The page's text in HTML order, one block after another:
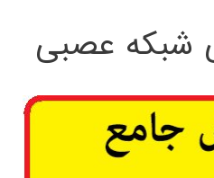
شبکه عصبی